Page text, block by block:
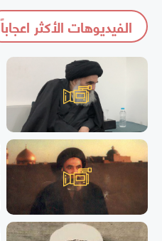
الفيديوهات الأكثر اعجاباً